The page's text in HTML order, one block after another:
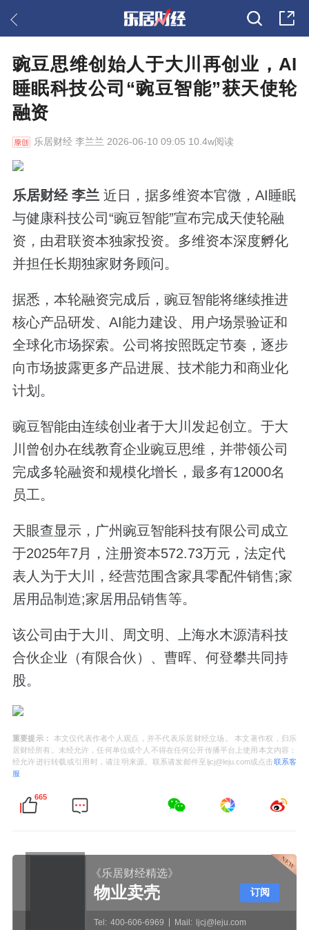
豌豆思维创始人于大川再创业，AI
睡眠科技公司“豌豆智能”获天使轮
融资
乐居财经李兰兰 2026-06-10 09:05 10.4w阅读
乐居财经 李兰 近日，据多维资本官微，AI睡眠
与健康科技公司“豌豆智能”宣布完成天使轮融
资，由君联资本独家投资。多维资本深度孵化
并担任长期独家财务顾问。
据悉，本轮融资完成后，豌豆智能将继续推进
核心产品研发、AI能力建设、用户场景验证和
全球化市场探索。公司将按照既定节奏，逐步
向市场披露更多产品进展、技术能力和商业化
计划。
豌豆智能由连续创业者于大川发起创立。于大
川曾创办在线教育企业豌豆思维，并带领公司
完成多轮融资和规模化增长，最多有12000名
员工。
天眼查显示，广州豌豆智能科技有限公司成立
于2025年7月，注册资本572.73万元，法定代
表人为于大川，经营范围含家具零配件销售;家
居用品制造;家居用品销售等。
该公司由于大川、周文明、上海水木源清科技
合伙企业（有限合伙）、曹晖、何登攀共同持
股。
重要提示：
本文仅代表作者个人观点，并不代表乐居财经立场。 本文著作权，归乐
居财经所有。未经允许，任何单位或个人不得在任何公开传播平台上使用本文内容；
经允许进行转载或引用时，请注明来源。联系请发邮件至ljcj@leju.com或点击联系客
服
665
《乐居财经精选》
物业卖壳
Tel: 400-606-6969 Mail: ljcj@leju.com
订阅